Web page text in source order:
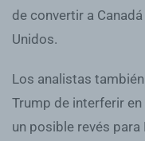
de convertir a
Unidos.
Los analistas
Trump de interferir
un posible revés